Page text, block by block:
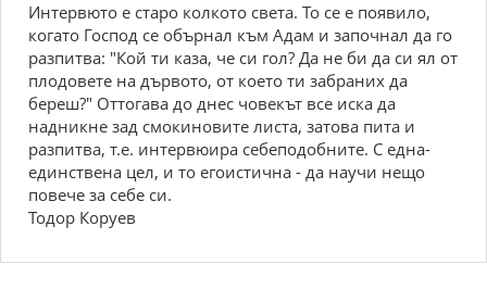
Интервюто е старо колкото света. То се е появило,
когато Господ се обърнал към Адам и започнал да го
разпитва: "Кой ти каза, че си гол? Да не би да си ял от
плодовете на дървото, от което ти забраних да
береш?" Оттогава до днес човекът все иска да
надникне зад смокиновите листа, затова пита и
разпитва, т.е. интервюира себеподобните. С една-
единствена цел, и то егоистична - да научи нещо
повече за себе си.
Тодор Коруев